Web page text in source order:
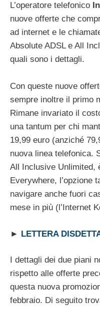
L’operatore telefonico
nuove offerte che
ad internet e le
Absolute ADSL e All
quali sono i dettagli.
Con queste nuove
sempre inoltre il primo
Rimane invariato il
una tantum per chi
19,99 euro (anziché
nuova linea telefonica.
All Inclusive Unlimited,
Everywhere, l’opzione
navigare anche fuori
mese in più (l’Internet
► LETTERA
I dettagli dei due piani
rispetto alle offerte
questa nuova
febbraio. Di seguito